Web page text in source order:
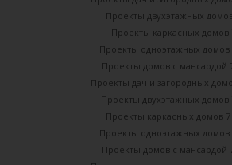
Проекты двухэтажных
Проекты каркасных домов
Проекты одноэтажных домов
Проекты домов с мансардой
Проекты дач и загородных
Проекты двухэтажных домов
Проекты каркасных домов 7
Проекты одноэтажных домов
Проекты домов с мансардой